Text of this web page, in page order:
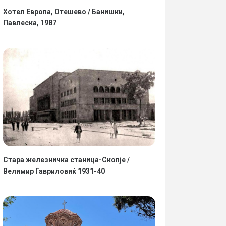
Хотел Европа, Отешево / Банишки,
Павлеска, 1987
Стара железничка станица-Скопје /
Велимир Гавриловиќ 1931-40